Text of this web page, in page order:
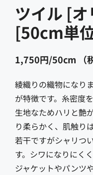
ツイル [
1,750円 （
綾織りの織物になり
が特徴です。糸密度
生地なためハリと艶
り柔らかく、肌触り
若干ですがシャリつ
す。シワになりにく
ジャケットやパンツ